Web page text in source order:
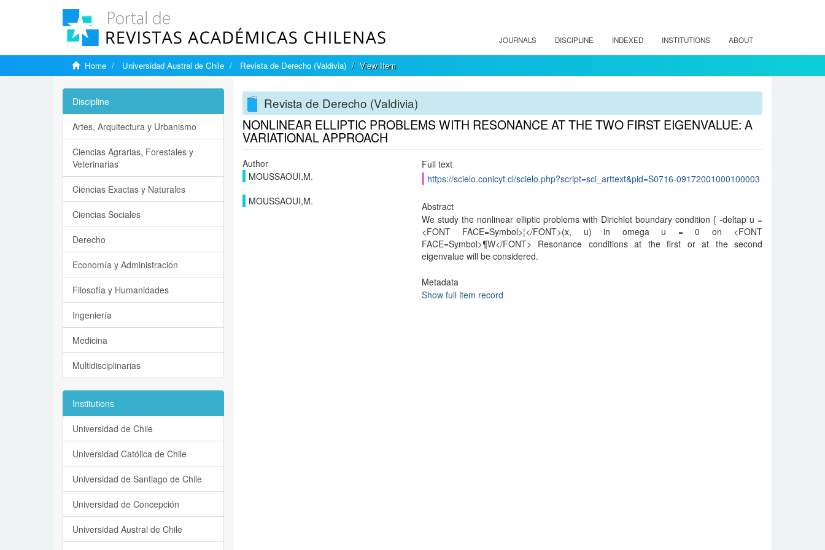
JOURNALS DISCIPLINE INDEXED INSTITUTIONS ABOUT
Home Universidad Austral de Chile Revista de Derecho (Valdivia) View Item
Revista de Derecho (Valdivia)
NONLINEAR ELLIPTIC PROBLEMS WITH RESONANCE AT THE TWO FIRST EIGENVALUE: A
VARIATIONAL APPROACH
Author
MOUSSAOUI,M.
MOUSSAOUI,M.
Full text
https://scielo.conicyt.cl/scielo.php?script=sci_arttext&pid=S0716-09172001000100003
Abstract
We study the nonlinear elliptic problems with Dirichlet boundary condition { -deltap u =
<FONT FACE=Symbol>¦</FONT>(x, u) in omega u = 0 on <FONT
FACE=Symbol>¶W</FONT> Resonance conditions at the first or at the second
eigenvalue will be considered.
Metadata
Show full item record
Discipline
Artes, Arquitectura y Urbanismo
Ciencias Agrarias, Forestales y
Veterinarias
Ciencias Exactas y Naturales
Ciencias Sociales
Derecho
Economía y Administración
Filosofía y Humanidades
Ingeniería
Medicina
Multidisciplinarias
Institutions
Universidad de Chile
Universidad Católica de Chile
Universidad de Santiago de Chile
Universidad de Concepción
Universidad Austral de Chile